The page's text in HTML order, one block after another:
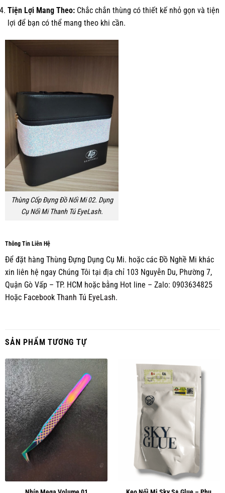
Tiện Lợi Mang Theo: Chắc chắn thùng có thiết kế nhỏ gọn và tiện
lợi để bạn có thể mang theo khi cần.
Thùng Cốp Đựng Đồ Nối Mi 02. Dụng
Cụ Nối Mi Thanh Tú EyeLash.
Thông Tin Liên Hệ
Để đặt hàng Thùng Đựng Dụng Cụ Mi. hoặc các Đồ Nghề Mi khác
xin liên hệ ngay Chúng Tôi tại địa chỉ 103 Nguyễn Du, Phường 7,
Quận Gò Vấp – TP. HCM hoặc bằng Hot line – Zalo: 0903634825
Hoặc Facebook Thanh Tú EyeLash.
SẢN PHẨM TƯƠNG TỰ